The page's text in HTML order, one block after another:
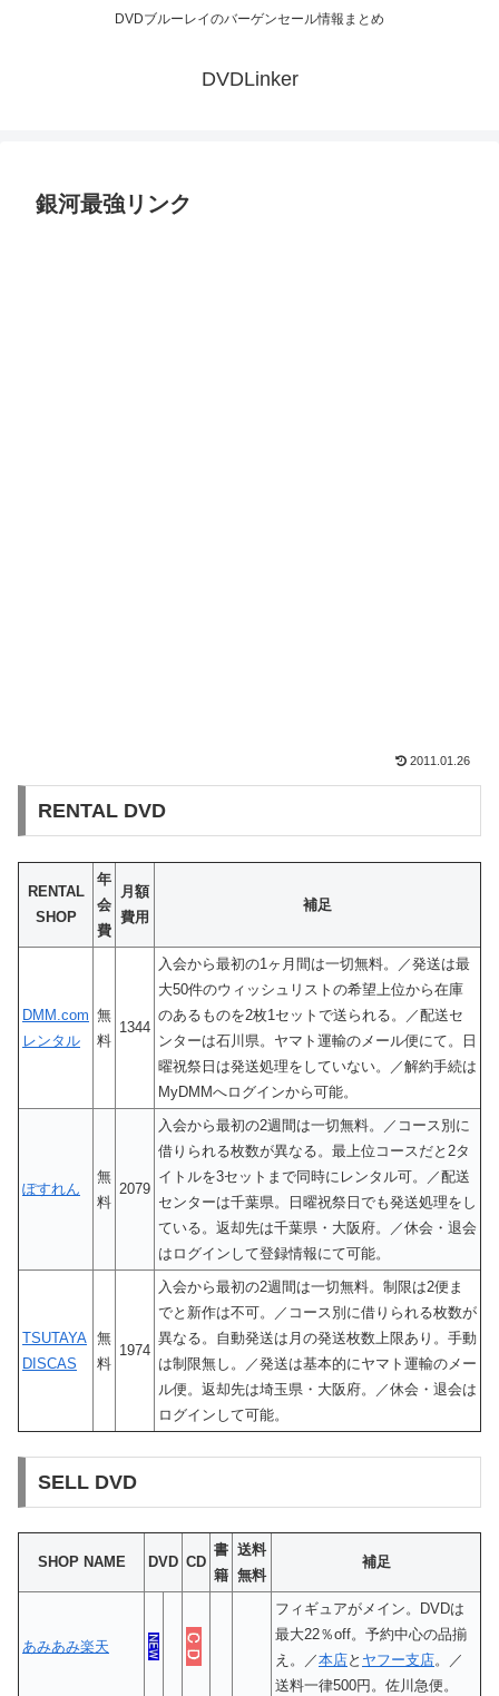
DVDブルーレイのバーゲンセール情報まとめ
DVDLinker
銀河最強リンク
2011.01.26
RENTAL DVD
RENTAL
SHOP
年
会
費
月額
費用
補足
DMM.com
レンタル
無
料
1344
入会から最初の1ヶ月間は一切無料。／発送は最
大50件のウィッシュリストの希望上位から在庫
のあるものを2枚1セットで送られる。／配送セ
ンターは石川県。ヤマト運輸のメール便にて。日
曜祝祭日は発送処理をしていない。／解約手続は
MyDMMへログインから可能。
ぽすれん
無
料
2079
入会から最初の2週間は一切無料。／コース別に
借りられる枚数が異なる。最上位コースだと2タ
イトルを3セットまで同時にレンタル可。／配送
センターは千葉県。日曜祝祭日でも発送処理をし
ている。返却先は千葉県・大阪府。／休会・退会
はログインして登録情報にて可能。
TSUTAYA
DISCAS
無
料
1974
入会から最初の2週間は一切無料。制限は2便ま
でと新作は不可。／コース別に借りられる枚数が
異なる。自動発送は月の発送枚数上限あり。手動
は制限無し。／発送は基本的にヤマト運輸のメー
ル便。返却先は埼玉県・大阪府。／休会・退会は
ログインして可能。
SELL DVD
SHOP NAME DVD CD
書
籍
送料
無料
補足
あみあみ楽天
フィギュアがメイン。DVDは
最大22％off。予約中心の品揃
え。／本店と ヤフー支店。／
送料一律500円。佐川急便。